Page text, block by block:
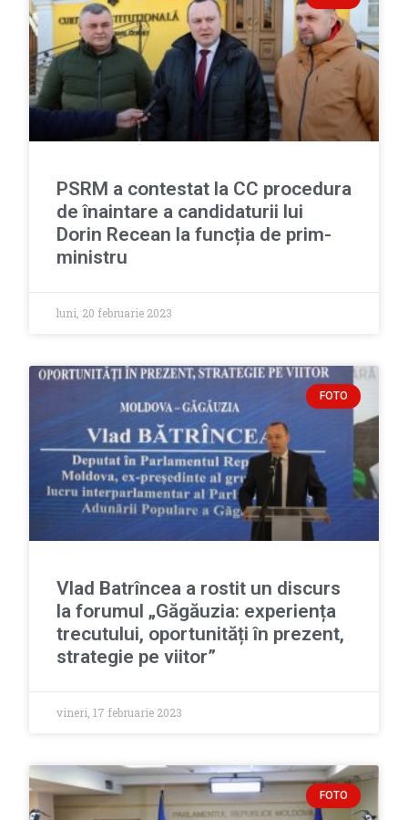
PSRM a contestat la CC procedura
de înaintare a candidaturii lui
Dorin Recean la funcția de prim-
ministru
luni, 20 februarie 2023
FOTO
Vlad Batrîncea a rostit un discurs
la forumul „Găgăuzia: experiența
trecutului, oportunități în prezent,
strategie pe viitor”
vineri, 17 februarie 2023
FOTO